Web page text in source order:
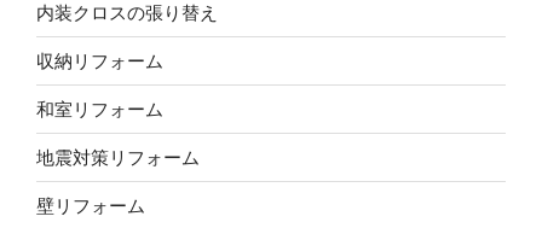
内装クロスの張り替え
収納リフォーム
和室リフォーム
地震対策リフォーム
壁リフォーム